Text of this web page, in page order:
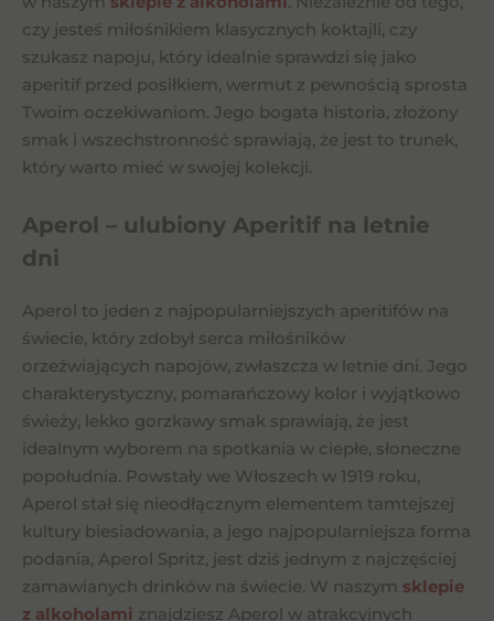
czy jesteś miłośnikiem klasycznych koktajli, czy
szukasz napoju, który idealnie sprawdzi się jako
aperitif przed posiłkiem, wermut z pewnością sprosta
Twoim oczekiwaniom. Jego bogata historia, złożony
smak i wszechstronność sprawiają, że jest to trunek,
który warto mieć w swojej kolekcji.
Aperol – ulubiony Aperitif na letnie
dni
Aperol to jeden z najpopularniejszych aperitifów na
świecie, który zdobył serca miłośników
orzeźwiających napojów, zwłaszcza w letnie dni. Jego
charakterystyczny, pomarańczowy kolor i wyjątkowo
świeży, lekko gorzkawy smak sprawiają, że jest
idealnym wyborem na spotkania w ciepłe, słoneczne
popołudnia. Powstały we Włoszech w 1919 roku,
Aperol stał się nieodłącznym elementem tamtejszej
kultury biesiadowania, a jego najpopularniejsza forma
podania, Aperol Spritz, jest dziś jednym z najczęściej
zamawianych drinków na świecie. W naszym sklepie
z alkoholami znajdziesz Aperol w atrakcyjnych